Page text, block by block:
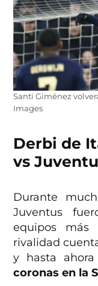
Santi Giménez
Images
Derbi de
vs
Durante
Juventus
equipos más
rivalidad
y hasta ahora
coronas en la